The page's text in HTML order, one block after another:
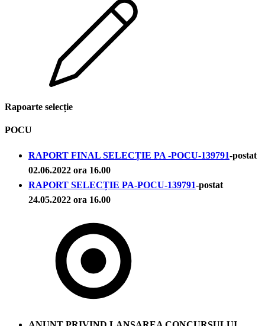
Rapoarte selecție
POCU
RAPORT FINAL SELECȚIE PA -POCU-139791-postat
02.06.2022 ora 16.00
RAPORT SELECȚIE PA-POCU-139791-postat
24.05.2022 ora 16.00